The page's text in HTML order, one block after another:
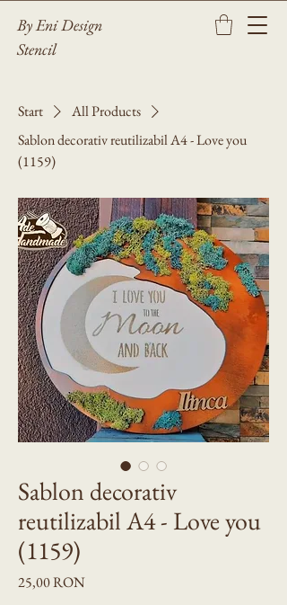
By Eni Design
Stencil
Start
All Products
Sablon decorativ reutilizabil A4 - Love you
(1159)
Sablon decorativ
reutilizabil A4 - Love you
(1159)
25,00 RONPreț